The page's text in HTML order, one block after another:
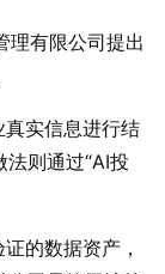
理有限公司提出
真实信息进行结
则通过“AI投
的数据资产，